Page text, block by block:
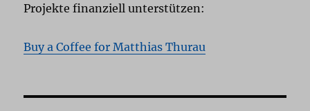
Projekte finanziell unterstützen:
Buy a Coffee for Matthias Thurau